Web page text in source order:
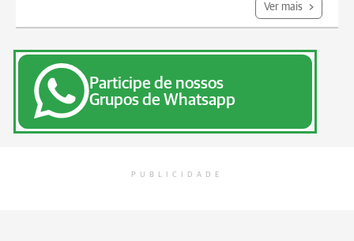
Ver mais
Participe de nossos
Grupos de Whatsapp
PUBLICIDADE